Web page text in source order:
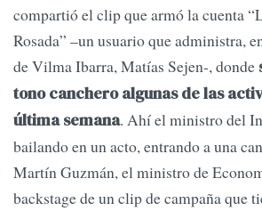
compartió el clip que armó la cuenta
Rosada” –un usuario que administra,
de Vilma Ibarra, Matías Sejen-, donde
tono canchero algunas de las
última semana. Ahí el ministro del
bailando en un acto, entrando a una
Martín Guzmán, el ministro de
backstage de un clip de campaña que